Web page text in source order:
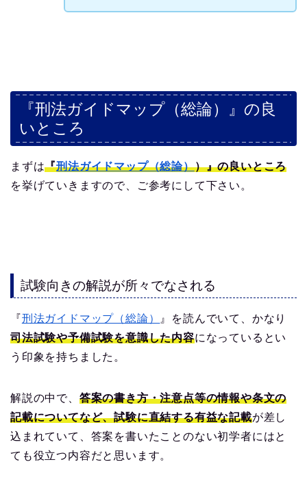
『刑法ガイドマップ（総論）』の良
いところ
まずは『刑法ガイドマップ（総論））』の良いところ
を挙げていきますので、ご参考にして下さい。
試験向きの解説が所々でなされる
『 刑法ガイドマップ（総論） 』を読んでいて、かなり
司法試験や予備試験を意識した内容になっているとい
う印象を持ちました。
解説の中で、 答案の書き方・注意点等の情報や条文の
記載についてなど、試験に直結する有益な記載が差し
込まれていて、答案を書いたことのない初学者にはと
ても役立つ内容だと思います。